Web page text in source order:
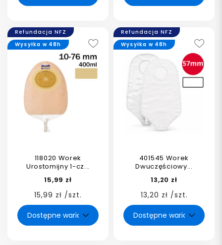
Refundacja NFZ
118020 Worek
Urostomijny 1-cz...
15,99 zł
15,99 zł /szt.
Wysyłka w 48h
Refundacja NFZ
401545 Worek
Dwuczęściowy...
13,20 zł
13,20 zł /szt.
Wysyłka w 48h